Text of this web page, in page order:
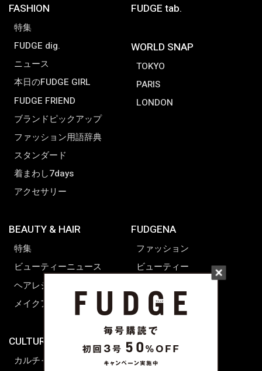
FASHION
特集
FUDGE dig.
ニュース
本日のFUDGE GIRL
FUDGE FRIEND
ブランドピックアップ
ファッション用語辞典
スタンダード
着まわし7days
アクセサリー
FUDGE tab.
WORLD SNAP
TOKYO
PARIS
LONDON
BEAUTY & HAIR
特集
ビューティーニュース
ヘアレシピ ストーリーズ
メイクアップティップス
CULTURE & LIFE
カルチャー
FUDGENA
ファッション
ビューティー
ライフスタイル